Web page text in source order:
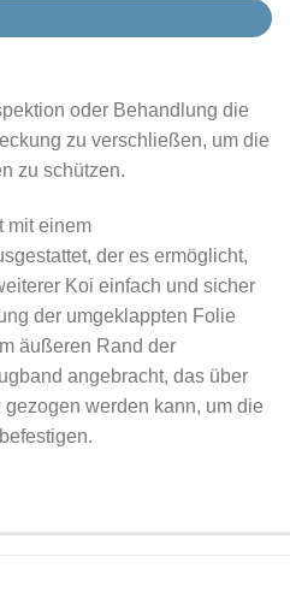
oder Behandlung die
zu verschließen, um die
zu schützen.
mit einem
der es ermöglicht,
Koi einfach und sicher
der umgeklappten Folie
äußeren Rand der
angebracht, das über
werden kann, um die